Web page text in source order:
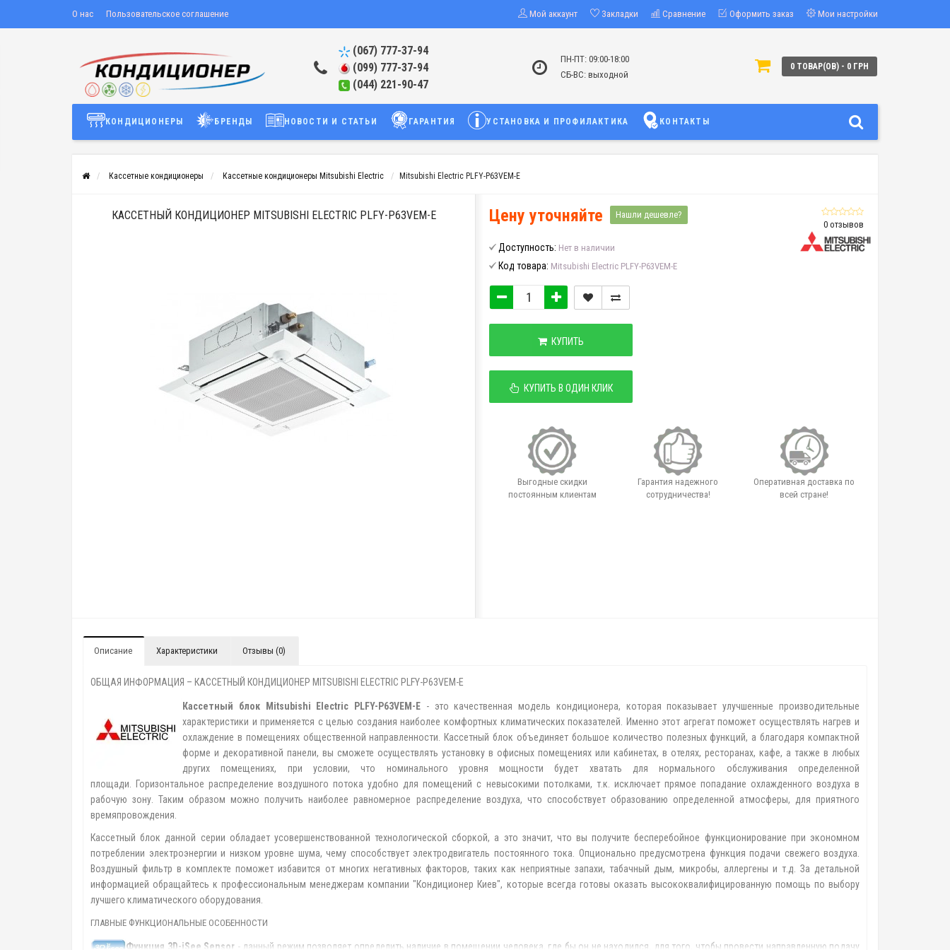
О нас Пользовательское соглашение Мой аккаунт Закладки Сравнение Оформить заказ Мои настройки
(067) 777-37-94
(099) 777-37-94
(044) 221-90-47
ПН-ПТ: 09:00-18:00
СБ-ВС: выходной
0 ТОВАР(ОВ) - 0 ГРН
КОНДИЦИОНЕРЫ БРЕНДЫ НОВОСТИ И СТАТЬИ ГАРАНТИЯ УСТАНОВКА И ПРОФИЛАКТИКА КОНТАКТЫ
Кассетные кондиционеры Кассетные кондиционеры Mitsubishi Electric Mitsubishi Electric PLFY-P63VEM-E
КАССЕТНЫЙ КОНДИЦИОНЕР MITSUBISHI ELECTRIC PLFY-P63VEM-E
0 отзывов
Цену уточняйте Нашли дешевле?
Доступность: Нет в наличии
Код товара: Mitsubishi Electric PLFY-P63VEM-E
КУПИТЬ
КУПИТЬ В ОДИН КЛИК
Выгодные скидки
постоянным клиентам
Гарантия надежного
сотрудничества!
Оперативная доставка по
всей стране!
Описание Характеристики Отзывы (0)
ОБЩАЯ ИНФОРМАЦИЯ – КАССЕТНЫЙ КОНДИЦИОНЕР MITSUBISHI ELECTRIC PLFY-P63VEM-E
Кассетный блок Mitsubishi Electric PLFY-P63VEM-E - это качественная модель кондиционера, которая показывает улучшенные производительные
характеристики и применяется с целью создания наиболее комфортных климатических показателей. Именно этот агрегат поможет осуществлять нагрев и
охлаждение в помещениях общественной направленности. Кассетный блок объединяет большое количество полезных функций, а благодаря компактной
форме и декоративной панели, вы сможете осуществлять установку в офисных помещениях или кабинетах, в отелях, ресторанах, кафе, а также в любых
других помещениях, при условии, что номинального уровня мощности будет хватать для нормального обслуживания определенной
площади. Горизонтальное раcпределение воздушного потока удобно для помещений с невысокими потолками, т.к. исключает прямое попадание охлажденного воздуха в
рабочую зону. Таким образом можно получить наиболее равномерное распределение воздуха, что способствует образованию определенной атмосферы, для приятного
времяпровождения.
Кассетный блок данной серии обладает усовершенствованной технологической сборкой, а это значит, что вы получите бесперебойное функционирование при экономном
потреблении электроэнергии и низком уровне шума, чему способствует электродвигатель постоянного тока. Опционально предусмотрена функция подачи свежего воздуха.
Воздушный фильтр в комплекте поможет избавится от многих негативных факторов, таких как неприятные запахи, табачный дым, микробы, аллергены и т.д. За детальной
информацией обращайтесь к профессиональным менеджерам компании "Кондиционер Киев", которые всегда готовы оказать высококвалифицированную помощь по выбору
лучшего климатического оборудования.
ГЛАВНЫЕ ФУНКЦИОНАЛЬНЫЕ ОСОБЕННОСТИ
Функция 3D-iSee Sensor - данный режим позволяет определить наличие в помещении человека, где бы он не находился, для того, чтобы провести направленную подачу